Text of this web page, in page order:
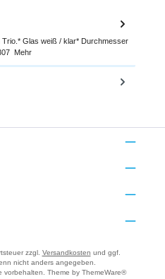
Glas weiß / klar* Durchmesser
Mehr
zzgl. Versandkosten und ggf.
nicht anders angegeben.
vorbehalten. Theme by ThemeWare®